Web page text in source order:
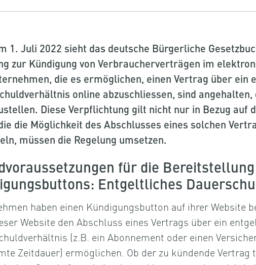
1. Juli 2022 sieht das deutsche Bürgerliche
zur Kündigung von Verbraucherverträgen im
die es ermöglichen, einen Vertrag über ein
online abzuschliessen, sind
Diese Verpflichtung gilt nicht nur in Bezug auf
die Möglichkeit des Abschlusses eines solchen
müssen die Regelung umsetzen.
für die
Entgeltliches
haben einen Kündigungsbutton auf ihrer Website
Website den Abschluss eines Vertrags über ein
(z.B. ein Abonnement oder einen
Zeitdauer) ermöglichen. Ob der zu kündende Vertrag